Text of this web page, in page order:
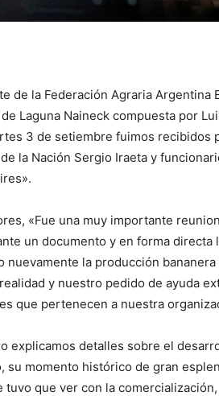
de la Federación Agraria Argentina
Laguna Naineck compuesta por
3 de setiembre fuimos recibidos
la Nación Sergio Iraeta y
«Fue una muy importante
un documento y en forma directa
nuevamente la producción
y nuestro pedido de ayuda
que pertenecen a nuestra
explicamos detalles sobre el
su momento histórico de gran
tuvo que ver con la